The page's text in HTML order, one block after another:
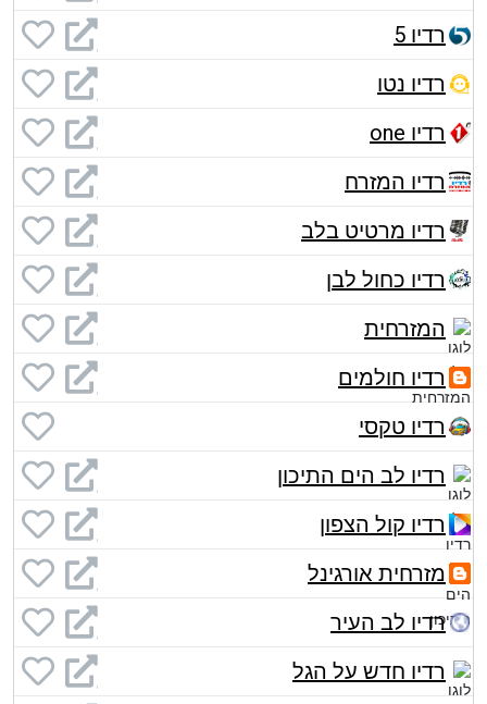
רדיו 5
רדיו נטו
רדיו one
רדיו המזרח
רדיו מרטיט בלב
רדיו כחול לבן
המזרחית
רדיו חולמים
רדיו טקסי
רדיו לב הים התיכון
רדיו קול הצפון
מזרחית אורגינל
רדיו לב העיר
רדיו חדש על הגל